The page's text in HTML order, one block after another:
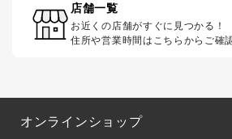
店舗一覧
お近くの店舗がすぐに見つかる！
住所や営業時間はこちらからご確
オンラインショップ